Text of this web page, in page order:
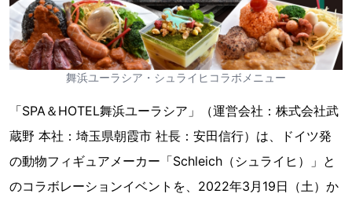
舞浜ユーラシア・シュライヒコラボメニュー
「SPA＆HOTEL舞浜ユーラシア」（運営会社：株式会社武
蔵野 本社：埼玉県朝霞市 社長：安田信行）は、ドイツ発
の動物フィギュアメーカー「Schleich（シュライヒ）」と
のコラボレーションイベントを、2022年3月19日（土）か